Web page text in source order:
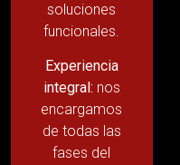
soluciones
funcionales.
Experiencia
integral: nos
encargamos
de todas las
fases del